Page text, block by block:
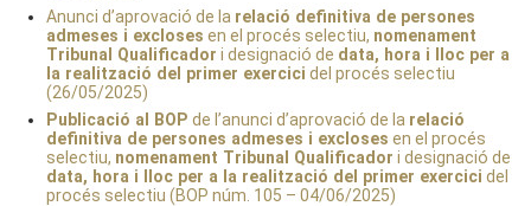
Anunci d’aprovació de la relació definitiva de persones
admeses i excloses en el procés selectiu, nomenament
Tribunal Qualificador i designació de data, hora i lloc per a
la realització del primer exercici del procés selectiu
(26/05/2025)
Publicació al BOP de l’anunci d’aprovació de la relació
definitiva de persones admeses i excloses en el procés
selectiu, nomenament Tribunal Qualificador i designació de
data, hora i lloc per a la realització del primer exercici del
procés selectiu (BOP núm. 105 – 04/06/2025)